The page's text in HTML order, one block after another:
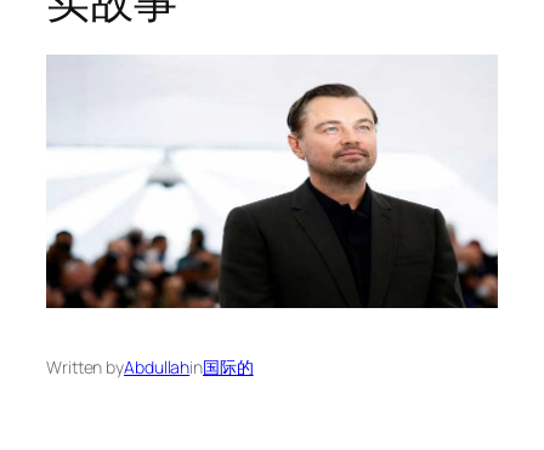
Written byAbdullahin国际的